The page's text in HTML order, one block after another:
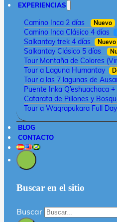
EXPERIENCIAS
Camino Inca 2 días Nuevo
Camino Inca Clásico 4 días
Salkantay trek 4 días Nuevo
Salkantay Clásico 5 días
Tour Montaña de Colores
Tour a Laguna Humantay
Tour a las 7 lagunas de
Puente Inka Q’eshuachaca
Catarata de Pillones y
Tour a Waqrapukara Full Day
BLOG
CONTACTO
Buscar en el sitio
Buscar